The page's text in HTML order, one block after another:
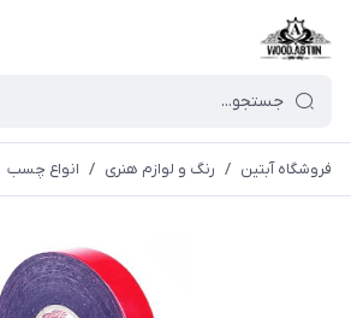
فروشگاه آبتین / رنگ و لوازم هنری / انواع چسب